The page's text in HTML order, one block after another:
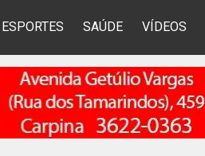
ESPORTES SAÚDE VÍDEOS